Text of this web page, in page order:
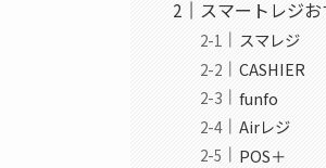
スマートレジ
スマレジ
CASHIER
funfo
Airレジ
POS＋